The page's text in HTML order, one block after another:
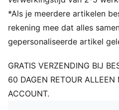
*Als je meerdere artikelen
rekening mee dat alles
gepersonaliseerde artikel
GRATIS VERZENDING BIJ
60 DAGEN RETOUR
ACCOUNT.